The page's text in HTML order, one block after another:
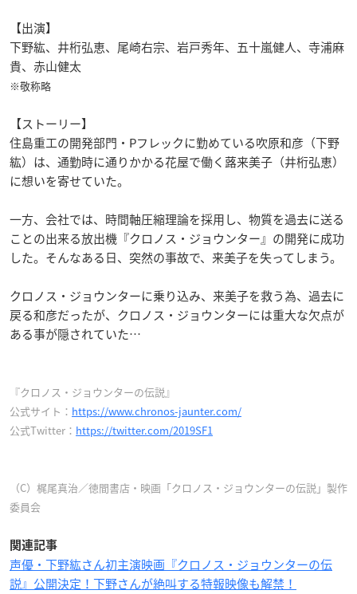
【出演】
下野紘、井桁弘恵、尾崎右宗、岩戸秀年、五十嵐健人、寺浦麻
貴、赤山健太
※敬称略
【ストーリー】
住島重工の開発部門・Pフレックに勤めている吹原和彦（下野
紘）は、通勤時に通りかかる花屋で働く蕗来美子（井桁弘恵）
に想いを寄せていた。
一方、会社では、時間軸圧縮理論を採用し、物質を過去に送る
ことの出来る放出機『クロノス・ジョウンター』の開発に成功
した。そんなある日、突然の事故で、来美子を失ってしまう。
クロノス・ジョウンターに乗り込み、来美子を救う為、過去に
戻る和彦だったが、クロノス・ジョウンターには重大な欠点が
ある事が隠されていた…
『クロノス・ジョウンターの伝説』
公式サイト： https://www.chronos-jaunter.com/
公式Twitter： https://twitter.com/2019SF1
（C）梶尾真治／徳間書店・映画「クロノス・ジョウンターの伝説」製作
委員会
関連記事
声優・下野紘さん初主演映画『クロノス・ジョウンターの伝
説』公開決定！下野さんが絶叫する特報映像も解禁！